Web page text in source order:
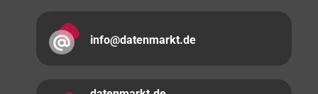
info@datenmarkt.de